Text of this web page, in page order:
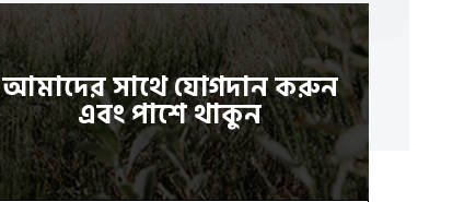
আমাদের সাথে যোগদান করুন
এবং পাশে থাকুন